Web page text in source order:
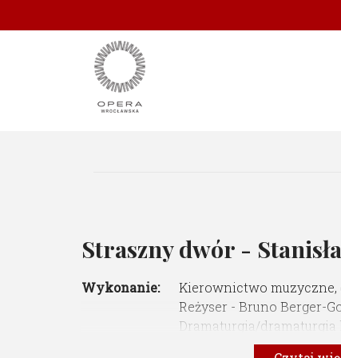
Straszny dwór -
Wykonanie:
Kierownictwo
Reżyser - Bruno Berger-
Dramaturgia/
Scenografia - Daniel